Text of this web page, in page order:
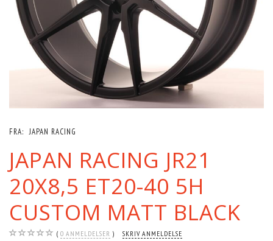
FRA: JAPAN RACING
JAPAN RACING JR21
20X8,5 ET20-40 5H
CUSTOM MATT BLACK
0 ANMELDELSER SKRIV ANMELDELSE